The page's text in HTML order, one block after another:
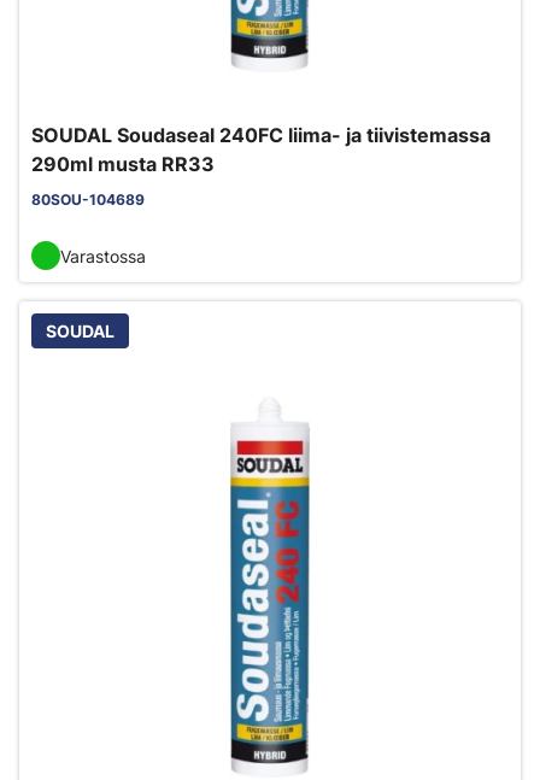
SOUDAL Soudaseal 240FC liima- ja tiivistemassa
290ml musta RR33
80SOU-104689
Varastossa
SOUDAL